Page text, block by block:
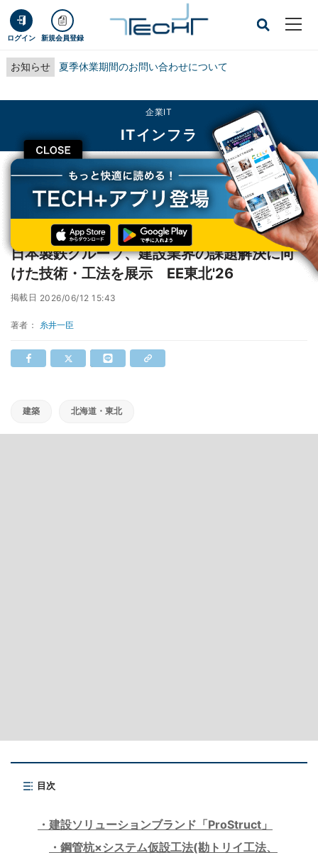
ログイン 新規会員登録
お知らせ 夏季休業期間のお問い合わせについて
CLOSE
企業IT
ITインフラ
TECH+ 企業IT
ITインフラ
日本製鉄グループ、建設業界の課題解決に向けた技術・工法を展示 EE東北'26
日本製鉄グループ、建設業界の課題解決に向
けた技術・工法を展示 EE東北'26
掲載日 2026/06/12 15:43
著者： 糸井一臣
建築 北海道・東北
目次
建設ソリューションブランド「ProStruct」
鋼管杭×システム仮設工法(勘トリイ工法、